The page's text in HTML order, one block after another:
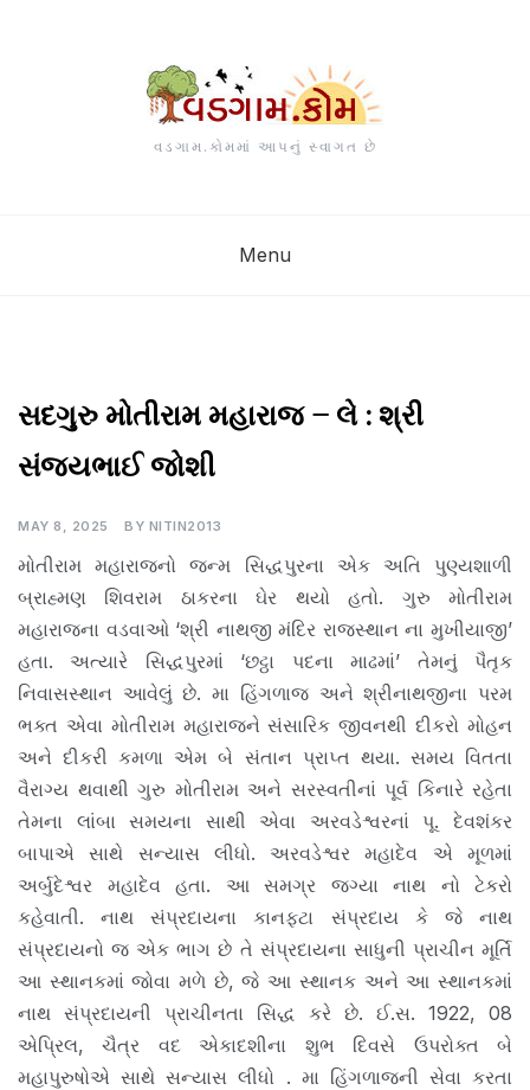
વડગામ.કોમમાં આપનું સ્વાગત છે
Menu
UNCATEGORIZED
સદગુરુ મોતીરામ મહારાજ – લે : શ્રી
સંજયભાઈ જોશી
MAY 8, 2025 BY NITIN2013
મોતીરામ મહારાજનો જન્મ સિદ્ધપુરના એક અતિ પુણ્યશાળી
બ્રાહ્મણ શિવરામ ઠાકરના ઘેર થયો હતો. ગુરુ મોતીરામ
મહારાજના વડવાઓ ‘શ્રી નાથજી મંદિર રાજસ્થાન ના મુખીયાજી’
હતા. અત્યારે સિદ્ધપુરમાં ‘છટ્ઠા પદના માઢમાં’ તેમનું પૈતૃક
નિવાસસ્થાન આવેલું છે. મા હિંગળાજ અને શ્રીનાથજીના પરમ
ભક્ત એવા મોતીરામ મહારાજને સંસારિક જીવનથી દીકરો મોહન
અને દીકરી કમળા એમ બે સંતાન પ્રાપ્ત થયા. સમય વિતતા
વૈરાગ્ય થવાથી ગુરુ મોતીરામ અને સરસ્વતીનાં પૂર્વ કિનારે રહેતા
તેમના લાંબા સમયના સાથી એવા અરવડેશ્વરનાં પૂ. દેવશંકર
બાપાએ સાથે સન્યાસ લીધો. અરવડેશ્વર મહાદેવ એ મૂળમાં
અર્બુદેશ્વર મહાદેવ હતા. આ સમગ્ર જગ્યા નાથ નો ટેકરો
કહેવાતી. નાથ સંપ્રદાયના કાનફટા સંપ્રદાય કે જે નાથ
સંપ્રદાયનો જ એક ભાગ છે તે સંપ્રદાયના સાધુની પ્રાચીન મૂર્તિ
આ સ્થાનકમાં જોવા મળે છે, જે આ સ્થાનક અને આ સ્થાનકમાં
નાથ સંપ્રદાયની પ્રાચીનતા સિદ્ધ કરે છે. ઈ.સ. 1922, 08
એપ્રિલ, ચૈત્ર વદ એકાદશીના શુભ દિવસે ઉપરોક્ત બે
મહાપુરુષોએ સાથે સન્યાસ લીધો . મા હિંગળાજની સેવા કરતા